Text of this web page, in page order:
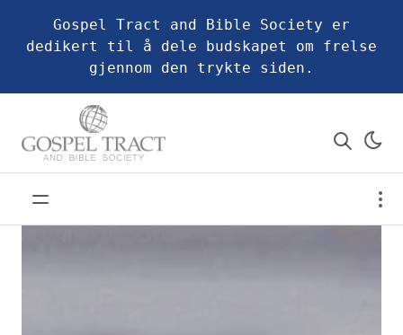
Gospel Tract and Bible Society er
dedikert til å dele budskapet om frelse
gjennom den trykte siden.